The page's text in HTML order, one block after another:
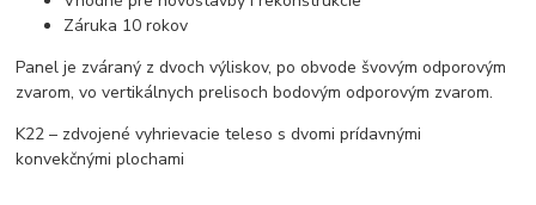
Záruka 10 rokov
Panel je zváraný z dvoch výliskov, po obvode švovým odporovým
zvarom, vo vertikálnych prelisoch bodovým odporovým zvarom.
K22 – zdvojené vyhrievacie teleso s dvomi prídavnými
konvekčnými plochami